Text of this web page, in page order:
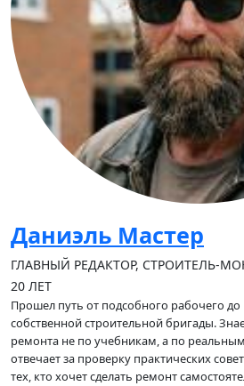
Даниэль Мастер
ГЛАВНЫЙ РЕДАКТОР, СТРОИТЕЛЬ-
20 ЛЕТ
Прошел путь от подсобного рабочего до
собственной строительной бригады.
ремонта не по учебникам, а по
отвечает за проверку практических
тех, кто хочет сделать ремонт